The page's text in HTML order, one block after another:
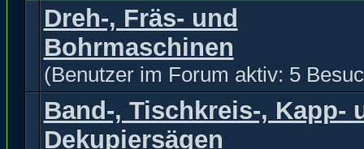
Dreh-, Fräs- und
Bohrmaschinen
(Benutzer im Forum aktiv: 5
Band-, Tischkreis-, Kapp-
Dekupiersägen